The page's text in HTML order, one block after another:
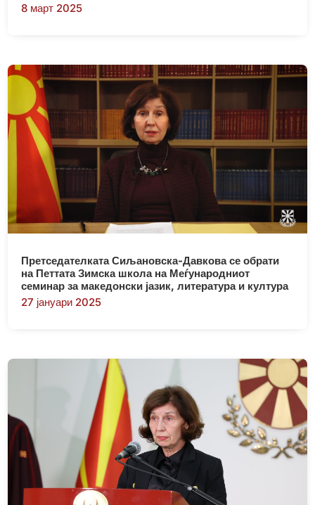
8 март 2025
Претседателката Сиљановска-Давкова се обрати
на Петтата Зимска школа на Меѓународниот
семинар за македонски јазик, литература и култура
27 јануари 2025